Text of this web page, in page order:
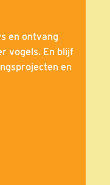
en ontvang
vogels. En blijf
en